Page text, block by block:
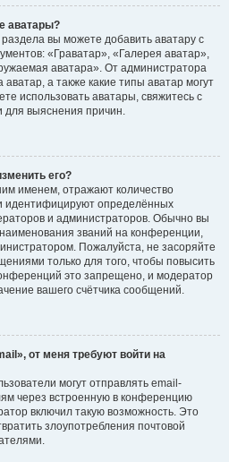
аватары?
вы можете добавить аватару с
«Граватар», «Галерея аватар»,
аватара». От администратора
а также какие типы аватар могут
использовать аватары, свяжитесь с
выяснения причин.
его?
именем, отражают количество
идентифицируют определённых
и администраторов. Обычно вы
званий на конференции,
Пожалуйста, не засоряйте
только для того, чтобы повысить
это запрещено, и модератор
вашего счётчика сообщений.
от меня требуют войти на
могут отправлять email-
через встроенную в конференцию
включил такую возможность. Это
злоупотребления почтовой